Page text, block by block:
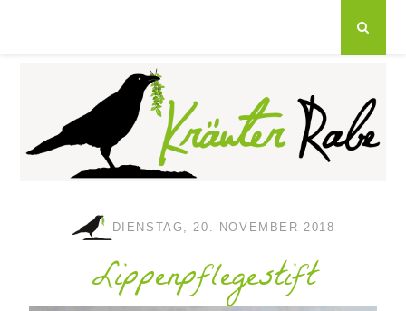
DIENSTAG, 20. NOVEMBER 2018
Lippenpflegestift